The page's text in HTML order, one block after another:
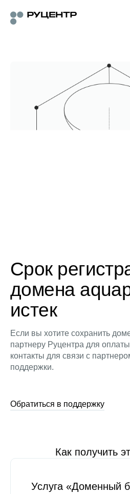
Срок
домена
истек
Если вы хотите сохранить
партнеру Руцентра для
контакты для связи с
поддержки.
Обратиться в поддержку
Как получить
Услуга «Доменный